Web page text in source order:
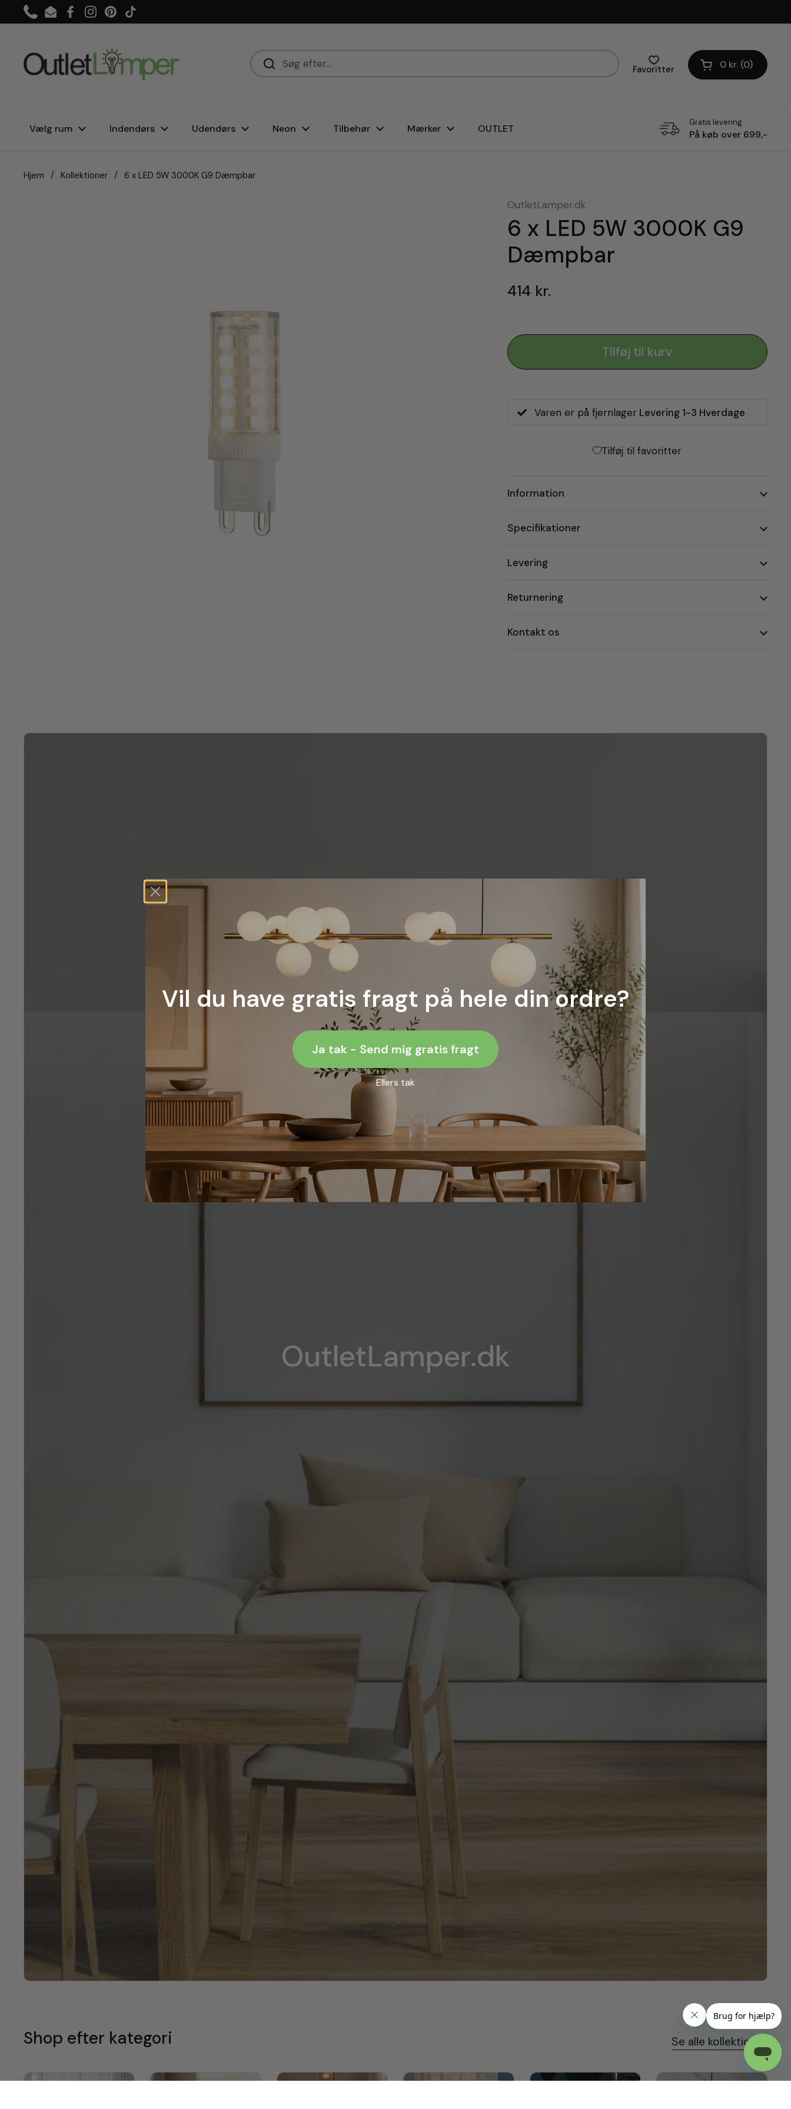
Gå til indhold
PhoneEmailFacebook
Instagram
Pinterest
TikTok
Vi er e-mærket
Favoritter Åben vogn
0 kr. 0
Vælg rum Indendørs Udendørs Neon Tilbehør Mærker OUTLET
Gratis levering
På køb over 699,-
Hjem / Kollektioner / 6 x LED 5W 3000K G9 Dæmpbar
OutletLamper.dk
6 x LED 5W 3000K G9
Dæmpbar
414 kr.
Tilføj til kurv
Varen er på fjernlager Levering 1-3 Hverdage
Tilføj til favoritter
Information
Specifikationer
Levering
Returnering
Kontakt os
OutletLamper.dk
Shop efter kategori Se alle kollektioner
Vil du have gratis fragt på hele din ordre?
Ja tak - Send mig gratis fragt
Ellers tak